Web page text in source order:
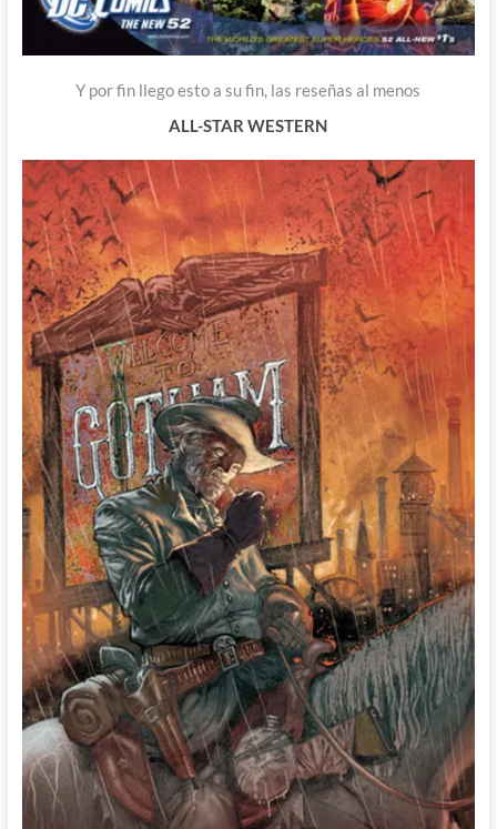
Y por fin llego esto a su fin, las reseñas al menos
ALL-STAR WESTERN